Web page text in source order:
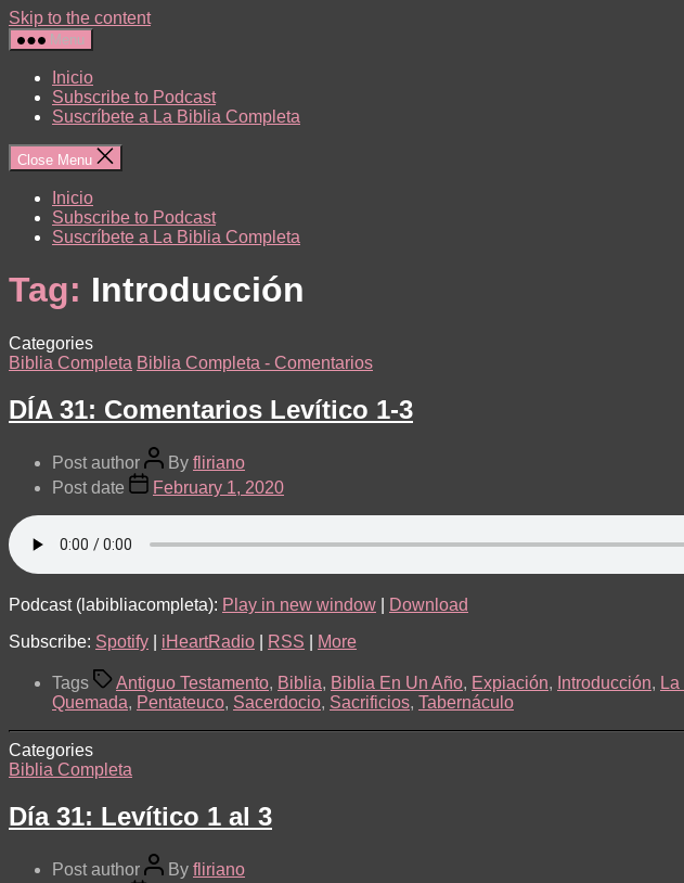
Skip to the content
Menu
Inicio
Subscribe to Podcast
Suscríbete a La Biblia Completa
Close Menu
Inicio
Subscribe to Podcast
Suscríbete a La Biblia Completa
Tag: Introducción
Categories
Biblia Completa Biblia Completa - Comentarios
DÍA 31: Comentarios Levítico 1-3
Post author By fliriano
Post date
February 1, 2020
Podcast (labibliacompleta): Play in new window
Download
Subscribe: Spotify iHeartRadio RSS More
Tags Antiguo Testamento, Biblia, Biblia En Un Año, Expiación, Introducción,
Quemada, Pentateuco, Sacerdocio, Sacrificios, Tabernáculo
Categories
Biblia Completa
Día 31: Levítico 1 al 3
Post author By fliriano